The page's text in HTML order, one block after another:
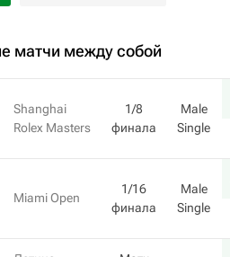
матчи между собой
Shanghai
Rolex Masters
1/8
финала
Male
Single
Miami Open
1/16
финала
Male
Single